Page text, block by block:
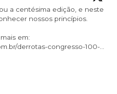
a centésima edição, e neste
nossos princípios.
em:
derrotas-congresso-100-